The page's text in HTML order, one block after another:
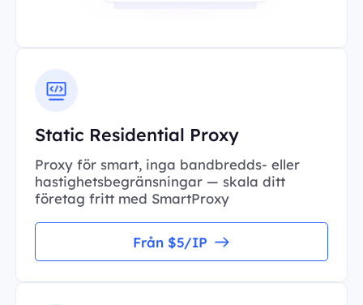
Static Residential Proxy
Proxy för smart, inga bandbredds- eller
hastighetsbegränsningar — skala ditt
företag fritt med SmartProxy
Från $5/IP